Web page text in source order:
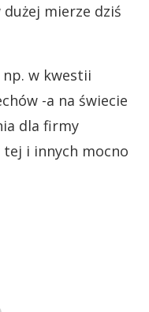
dużej mierze dziś
w kwestii
-a na świecie
dla firmy
tej i innych mocno